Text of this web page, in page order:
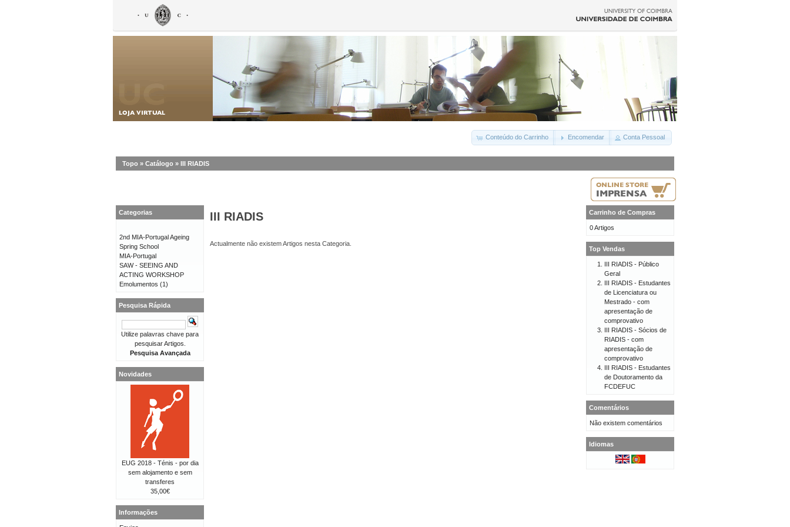
Conteúdo do Carrinho Encomendar Conta Pessoal
Topo » Catálogo » III RIADIS
III RIADIS
Actualmente não existem Artigos nesta Categoria.
Categorias
2nd MIA-Portugal Ageing
Spring School
MIA-Portugal
SAW - SEEING AND
ACTING WORKSHOP
Emolumentos (1)
Pesquisa Rápida
Utilize palavras chave para
pesquisar Artigos.
Pesquisa Avançada
Novidades
EUG 2018 - Ténis - por dia
sem alojamento e sem
transferes
35,00€
Informações
Carrinho de Compras
0 Artigos
Top Vendas
III RIADIS - Público
Geral
III RIADIS - Estudantes
de Licenciatura ou
Mestrado - com
apresentação de
comprovativo
III RIADIS - Sócios de
RIADIS - com
apresentação de
comprovativo
III RIADIS - Estudantes
de Doutoramento da
FCDEFUC
Comentários
Não existem comentários
Idiomas